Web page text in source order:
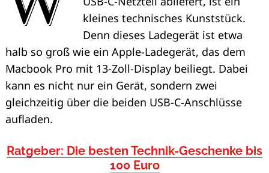
kleines technisches Kunststück.
Denn dieses Ladegerät ist etwa
halb so groß wie ein Apple-Ladegerät, das dem
Macbook Pro mit 13-Zoll-Display beiliegt. Dabei
kann es nicht nur ein Gerät, sondern zwei
gleichzeitig über die beiden USB-C-Anschlüsse
aufladen.
Ratgeber: Die besten Technik-Geschenke bis
100 Euro